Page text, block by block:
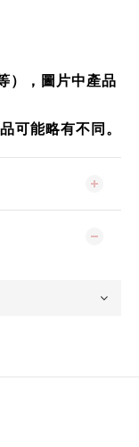
），圖片中產品
可能略有不同。